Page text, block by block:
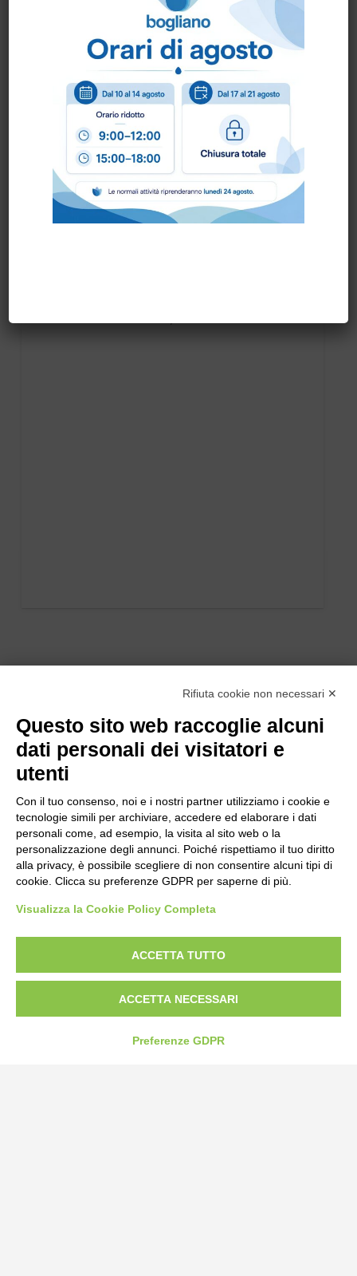
Puoi ordinare chiamando al0172 478161
oppure
scrivendo una mail a info@bogliano.it.
Per ogni informazione siamo a disposizione.
Strada Statale 231 Alba-Bra
Fax: 0172-487399
info@bogliano.it
Rifiuta cookie non necessari ✕
Questo sito web raccoglie alcuni
dati personali dei visitatori e
utenti
Con il tuo consenso, noi e i nostri partner utilizziamo i cookie e
tecnologie simili per archiviare, accedere ed elaborare i dati
personali come, ad esempio, la visita al sito web o la
personalizzazione degli annunci. Poiché rispettiamo il tuo diritto
alla privacy, è possibile scegliere di non consentire alcuni tipi di
cookie. Clicca su preferenze GDPR per saperne di più.
Visualizza la Cookie Policy Completa
ACCETTA TUTTO
ACCETTA NECESSARI
Preferenze GDPR